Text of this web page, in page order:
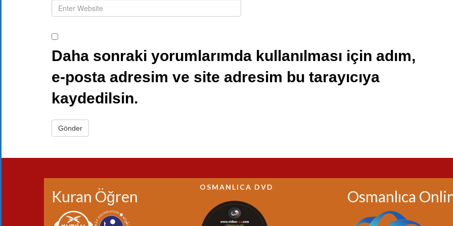
Daha sonraki yorumlarımda kullanılması için adım,
e-posta adresim ve site adresim bu tarayıcıya
kaydedilsin.
Kuran Öğren
OSMANLICA DVD
Osmanlıca